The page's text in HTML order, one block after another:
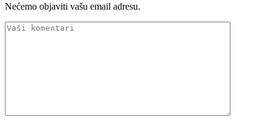
Nećemo objaviti vašu email adresu.